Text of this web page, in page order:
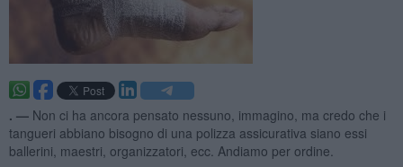
. — Non ci ha ancora pensato nessuno, immagino, ma credo che i
tangueri abbiano bisogno di una polizza assicurativa siano essi
ballerini, maestri, organizzatori, ecc. Andiamo per ordine.